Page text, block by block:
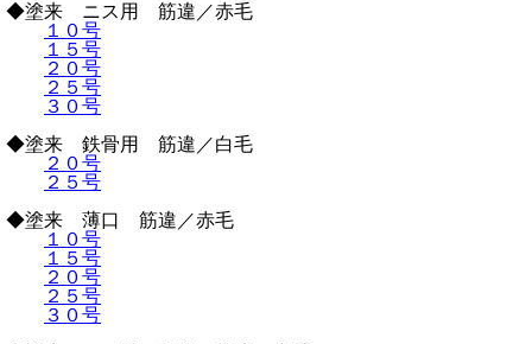
◆塗来 ニス用 筋違／赤毛
１０号
１５号
２０号
２５号
３０号
◆塗来 鉄骨用 筋違／白毛
２０号
２５号
◆塗来 薄口 筋違／赤毛
１０号
１５号
２０号
２５号
３０号